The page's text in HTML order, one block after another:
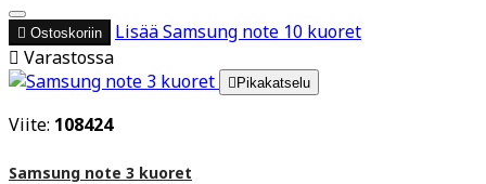
 Ostoskoriin LisääSamsung note 10 kuoret
 Varastossa
 Pikakatselu
Viite: 108424
Samsung note 3 kuoret